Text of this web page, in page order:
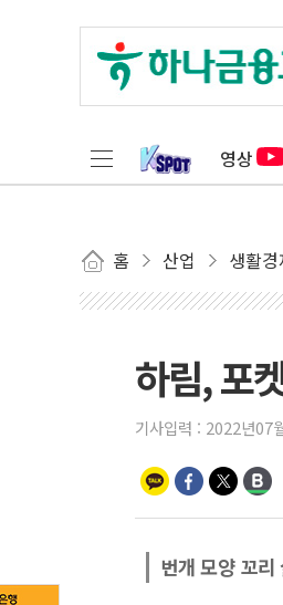
영상
홈 산업 생활경
하림, 포
기사입력 : 2022년07
번개 모양 꼬